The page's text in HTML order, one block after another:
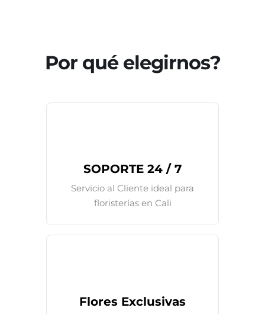
Por qué elegirnos?
SOPORTE 24 / 7
Servicio al Cliente ideal para
floristerías en Cali
Flores Exclusivas